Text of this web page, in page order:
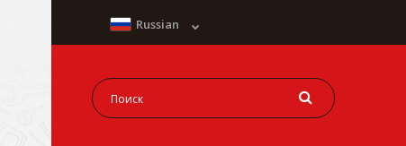
Russian